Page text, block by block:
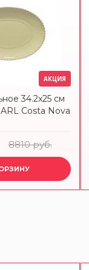
АКЦИЯ
34.2x25 см
Costa Nova
8810 руб.